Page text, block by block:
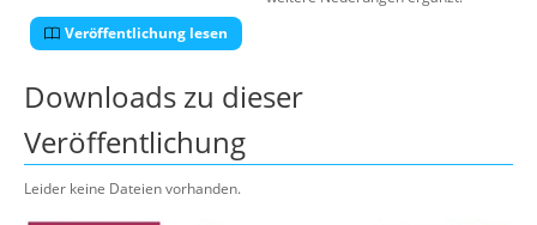
Veröffentlichung lesen
Downloads zu dieser
Veröffentlichung
Leider keine Dateien vorhanden.